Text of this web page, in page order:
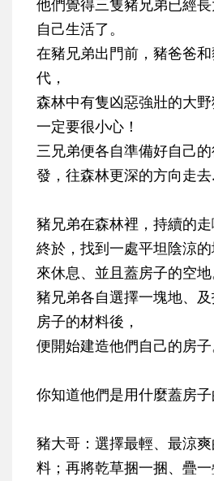
他們覺得三隻豬兄弟已經
自己生活了。
在豬兄弟出門前，豬爸爸
代，
森林中有隻凶惡強壯的大野
一定要很小心！
三兄弟便各自準備好自己
發，往森林更深的方向走
豬兄弟在森林裡，持續的
終於，找到一處平坦陰涼
來休息、並且蓋房子的空地
豬兄弟各自選擇一塊地、
房子的材料後，
便開始建造他們自己的房子
你知道他們是用什麼蓋房子
豬大哥： 選擇最輕、最涼
料；再將乾草捆一捆、疊